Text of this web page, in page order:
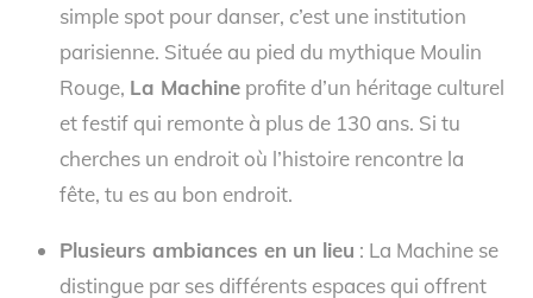
simple spot pour danser, c’est une institution
parisienne. Située au pied du mythique Moulin
Rouge, La Machineprofite d’un héritage culturel
et festif qui remonte à plus de 130 ans. Si tu
cherches un endroit où l’histoire rencontre la
fête, tu es au bon endroit.
Plusieurs ambiances en un lieu : La Machine se
distingue par ses différents espaces qui offrent